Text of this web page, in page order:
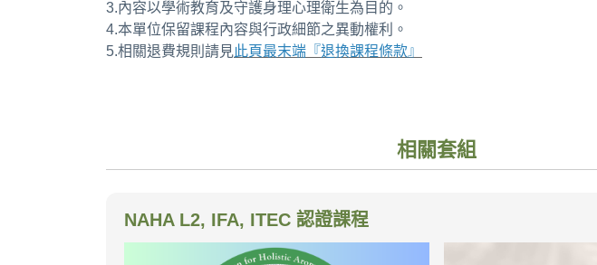
3.內容以學術教育及守護身理心理衛生為目的。
4.本單位保留課程內容與行政細節之異動權利。
5.相關退費規則請見此頁最末端『退換課程條款』
相關套組
NAHA L2, IFA, ITEC 認證課程